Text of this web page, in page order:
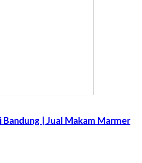
Bandung | Jual Makam Marmer